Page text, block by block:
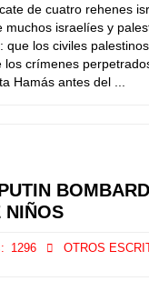
de cuatro rehenes
muchos israelíes y
que los civiles
los crímenes
Hamás antes del ...
NIÑOS
1296 OTROS